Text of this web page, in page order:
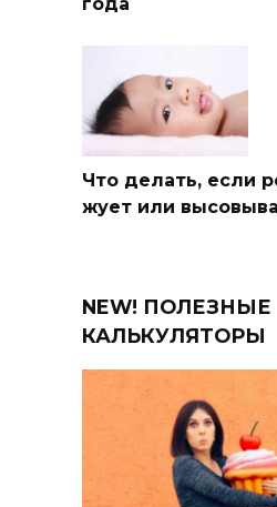
Что делать, если
жует или
NEW! ПОЛЕЗНЫЕ
КАЛЬКУЛЯТОРЫ